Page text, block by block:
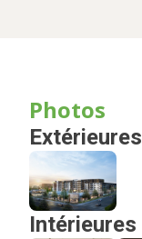
Photos
Extérieures
Intérieures